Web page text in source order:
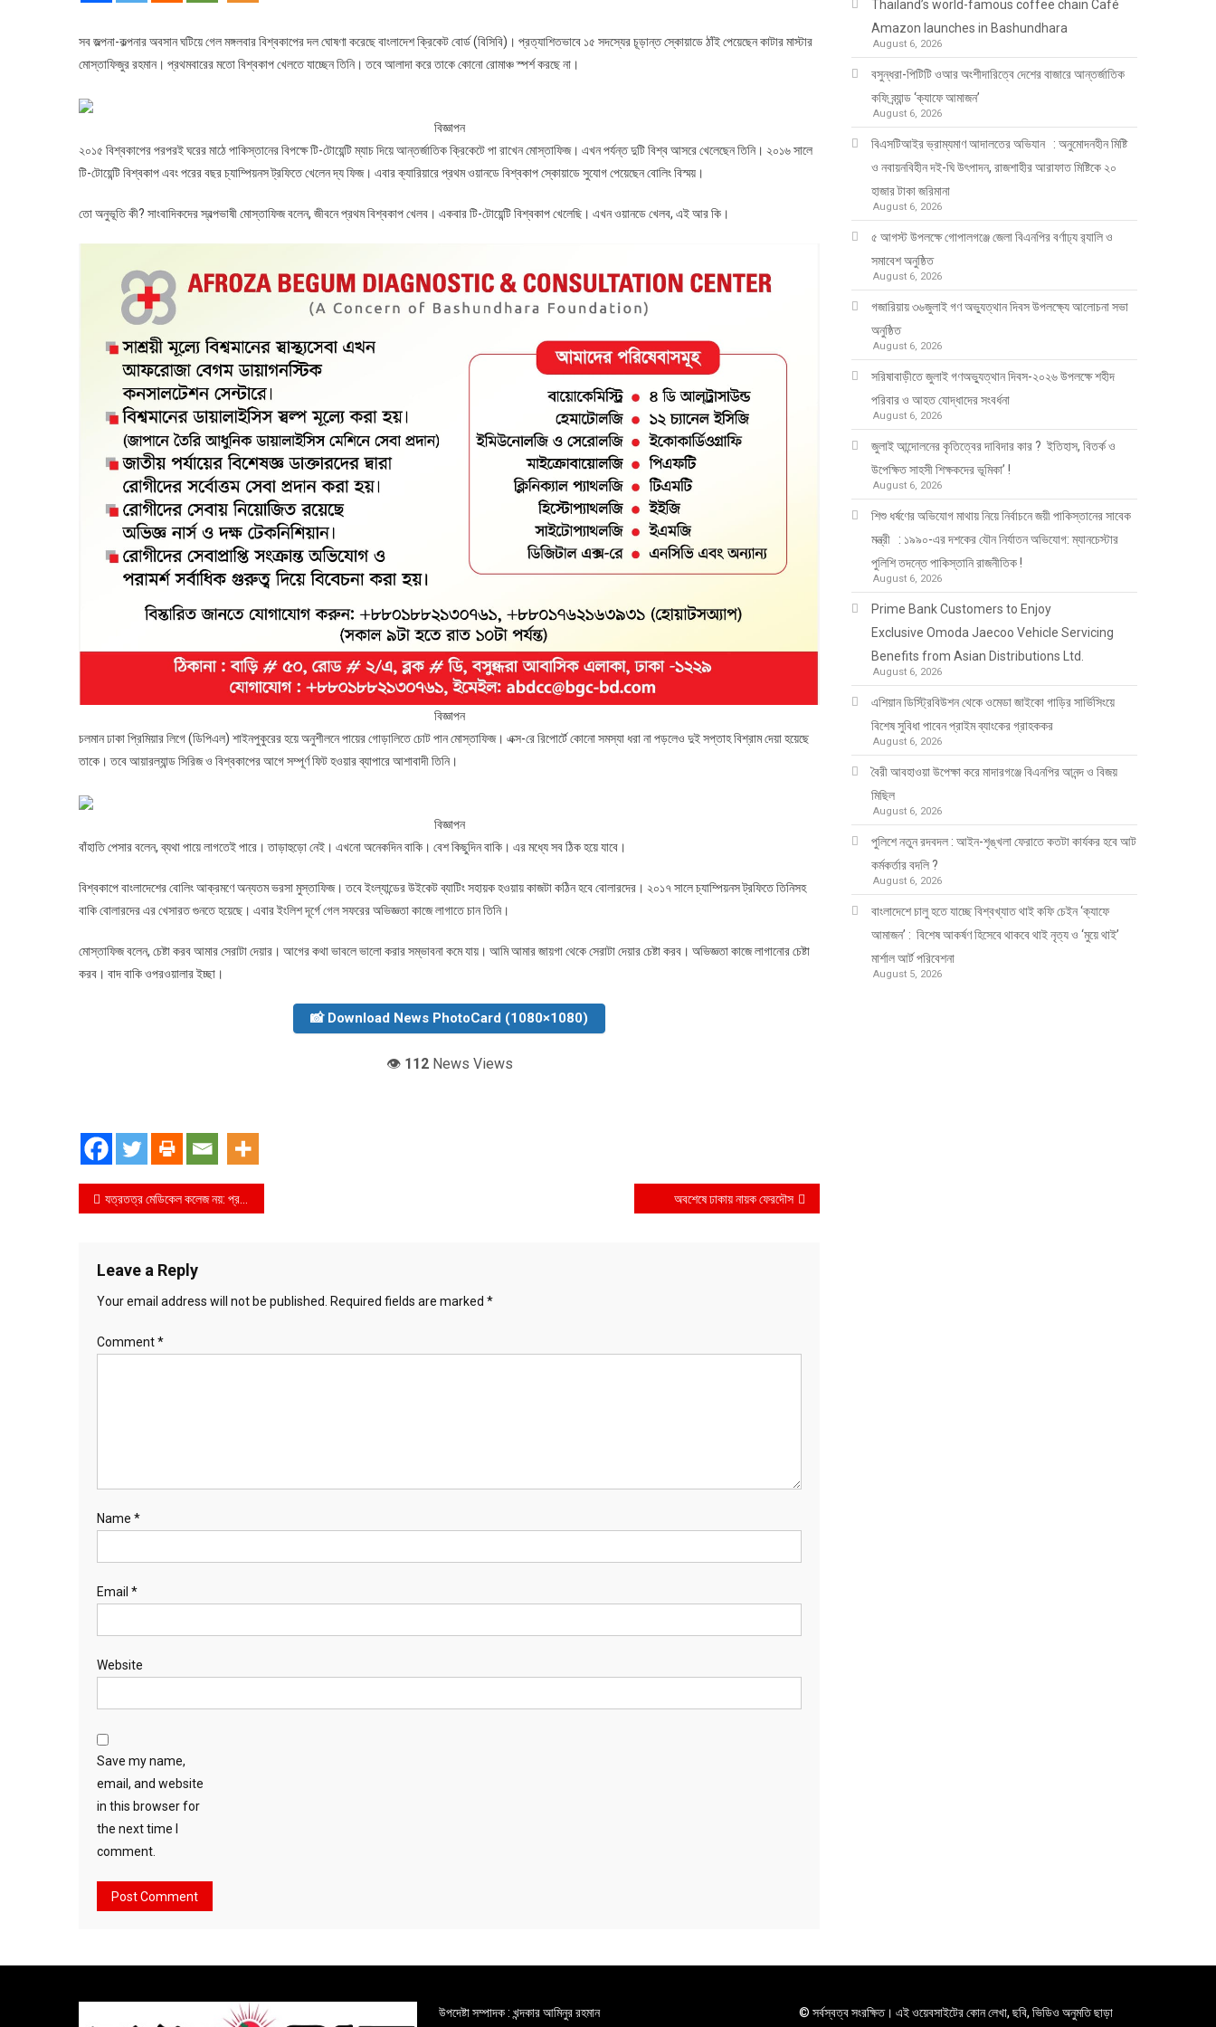
বললেন
মোস্তাফিজ
সব জল্পনা-কল্পনার অবসান ঘটিয়ে গেল মঙ্গলবার বিশ্বকাপের দল ঘোষণা করেছে বাংলাদেশ ক্রিকেট বোর্ড (বিসিবি)। প্রত্যাশিতভাবে ১৫ সদস্যের চূড়ান্ত স্কোয়াডে ঠাঁই পেয়েছেন কাটার মাস্টার
মোস্তাফিজুর রহমান। প্রথমবারের মতো বিশ্বকাপ খেলতে যাচ্ছেন তিনি। তবে আলাদা করে তাকে কোনো রোমাঞ্চ স্পর্শ করছে না।
বিজ্ঞাপন
২০১৫ বিশ্বকাপের পরপরই ঘরের মাঠে পাকিস্তানের বিপক্ষে টি-টোয়েন্টি ম্যাচ দিয়ে আন্তর্জাতিক ক্রিকেটে পা রাখেন মোস্তাফিজ। এখন পর্যন্ত দুটি বিশ্ব আসরে খেলেছেন তিনি। ২০১৬ সালে
টি-টোয়েন্টি বিশ্বকাপ এবং পরের বছর চ্যাম্পিয়নস ট্রফিতে খেলেন দ্য ফিজ। এবার ক্যারিয়ারে প্রথম ওয়ানডে বিশ্বকাপ স্কোয়াডে সুযোগ পেয়েছেন বোলিং বিস্ময়।
তো অনুভূতি কী? সাংবাদিকদের স্বল্পভাষী মোস্তাফিজ বলেন, জীবনে প্রথম বিশ্বকাপ খেলব। একবার টি-টোয়েন্টি বিশ্বকাপ খেলেছি। এখন ওয়ানডে খেলব, এই আর কি।
বিজ্ঞাপন
চলমান ঢাকা প্রিমিয়ার লিগে (ডিপিএল) শাইনপুকুরের হয়ে অনুশীলনে পায়ের গোড়ালিতে চোট পান মোস্তাফিজ। এক্স-রে রিপোর্টে কোনো সমস্যা ধরা না পড়লেও দুই সপ্তাহ বিশ্রাম দেয়া হয়েছে
তাকে। তবে আয়ারল্যান্ড সিরিজ ও বিশ্বকাপের আগে সম্পূর্ণ ফিট হওয়ার ব্যাপারে আশাবাদী তিনি।
বিজ্ঞাপন
বাঁহাতি পেসার বলেন, ব্যথা পায়ে লাগতেই পারে। তাড়াহুড়ো নেই। এখনো অনেকদিন বাকি। বেশ কিছুদিন বাকি। এর মধ্যে সব ঠিক হয়ে যাবে।
বিশ্বকাপে বাংলাদেশের বোলিং আক্রমণে অন্যতম ভরসা মুস্তাফিজ। তবে ইংল্যান্ডের উইকেট ব্যাটিং সহায়ক হওয়ায় কাজটা কঠিন হবে বোলারদের। ২০১৭ সালে চ্যাম্পিয়নস ট্রফিতে তিনিসহ
বাকি বোলারদের এর খেসারত গুনতে হয়েছে। এবার ইংলিশ দূর্গে গেল সফরের অভিজ্ঞতা কাজে লাগাতে চান তিনি।
মোস্তাফিজ বলেন, চেষ্টা করব আমার সেরাটা দেয়ার। আগের কথা ভাবলে ভালো করার সম্ভাবনা কমে যায়। আমি আমার জায়গা থেকে সেরাটা দেয়ার চেষ্টা করব। অভিজ্ঞতা কাজে লাগানোর চেষ্টা
করব। বাদ বাকি ওপরওয়ালার ইচ্ছা।
📸 Download News PhotoCard (1080×1080)
👁️ 112News Views
Post
যত্রতত্র মেডিকেল কলেজ নয়: প্রধানমন্ত্রী অবশেষে ঢাকায় নায়ক ফেরদৌস
Leave a Reply
Your email address will not be published. Required fields are marked *
Comment*
Name *
Email *
Website
Save my name,
email, and website
in this browser for
the next time I
comment.
Thailand’s world-famous coffee chain Café
Amazon launches in Bashundhara
August 6, 2026
বসুন্ধরা-পিটিটি ওআর অংশীদারিত্বে দেশের বাজারে আন্তর্জাতিক
কফি ব্র্যান্ড ‘ক্যাফে আমাজন’
August 6, 2026
বিএসটিআইর ভ্রাম্যমাণ আদালতের অভিযান : অনুমোদনহীন মিষ্টি
ও নবায়নবিহীন দই-ঘি উৎপাদন, রাজশাহীর আরাফাত মিষ্টিকে ২০
হাজার টাকা জরিমানা
August 6, 2026
৫ আগস্ট উপলক্ষে গোপালগঞ্জে জেলা বিএনপির বর্ণাঢ্য র‍্যালি ও
সমাবেশ অনুষ্ঠিত
August 6, 2026
গজারিয়ায় ৩৬জুলাই গণ অভ্যুত্থান দিবস উপলক্ষ্যে আলোচনা সভা
অনুষ্ঠিত
August 6, 2026
সরিষাবাড়ীতে জুলাই গণঅভ্যুত্থান দিবস-২০২৬ উপলক্ষে শহীদ
পরিবার ও আহত যোদ্ধাদের সংবর্ধনা
August 6, 2026
জুলাই আন্দোলনের কৃতিত্বের দাবিদার কার ? ইতিহাস, বিতর্ক ও
উপেক্ষিত সাহসী শিক্ষকদের ভূমিকা’ !
August 6, 2026
শিশু ধর্ষণের অভিযোগ মাথায় নিয়ে নির্বাচনে জয়ী পাকিস্তানের সাবেক
মন্ত্রী : ১৯৯০-এর দশকের যৌন নির্যাতন অভিযোগ: ম্যানচেস্টার
পুলিশি তদন্তে পাকিস্তানি রাজনীতিক !
August 6, 2026
Prime Bank Customers to Enjoy
Exclusive Omoda Jaecoo Vehicle Servicing
Benefits from Asian Distributions Ltd.
August 6, 2026
এশিয়ান ডিস্ট্রিবিউশন থেকে ওমেডা জাইকো গাড়ির সার্ভিসিংয়ে
বিশেষ সুবিধা পাবেন প্রাইম ব্যাংকের গ্রাহককর
August 6, 2026
বৈরী আবহাওয়া উপেক্ষা করে মাদারগঞ্জে বিএনপির আনন্দ ও বিজয়
মিছিল
August 6, 2026
পুলিশে নতুন রদবদল : আইন-শৃঙ্খলা ফেরাতে কতটা কার্যকর হবে আট
কর্মকর্তার বদলি ?
August 6, 2026
​​বাংলাদেশে চালু হতে যাচ্ছে বিশ্বখ্যাত থাই কফি চেইন ‘ক্যাফে
আমাজন’ : বিশেষ আকর্ষণ হিসেবে থাকবে থাই নৃত্য ও ‘মুয়ে থাই’
মার্শাল আর্ট পরিবেশনা
August 5, 2026
উপদেষ্টা সম্পাদক : খন্দকার আমিনুর রহমান © সর্বস্বত্ব সংরক্ষিত। এই ওয়েবসাইটের কোন লেখা, ছবি, ভিডিও অনুমতি ছাড়া